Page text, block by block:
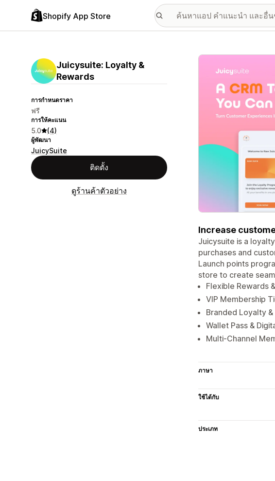
Shopify App Store
Juicysuite: Loyalty &
Rewards
การกำหนดราคา
ฟรี
การให้คะแนน
5.0 (4)
ผู้พัฒนา
JuicySuite
ติดตั้ง
ดูร้านค้าตัวอย่าง
แกลเลอรีรูปภาพที่แสดง
Increase
Juicysuite is a
purchases and
Launch points
store to create
Flexible Rewards
VIP Membership
Branded Loyalty
Wallet Pass &
Multi-Channel
ภาษา
ใช้ได้กับ
ประเภท